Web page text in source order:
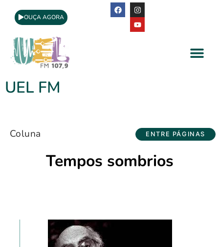
OUÇA AGORA
UEL FM
Coluna ENTRE PÁGINAS
Tempos sombrios